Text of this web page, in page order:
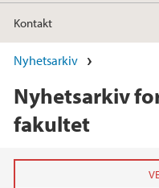
Kontakt
Nyhetsarkiv
Nyhetsarkiv
fakultet